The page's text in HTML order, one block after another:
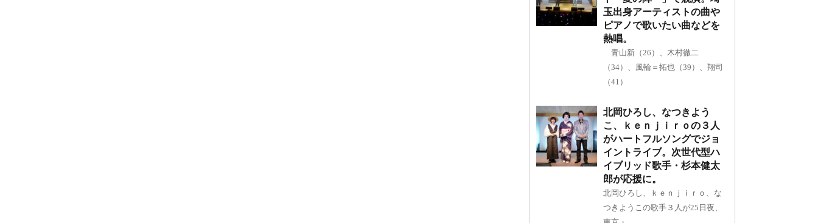
玉出身アーティストの曲や
ピアノで歌いたい曲などを
熱唱。
青山新（26）、木村徹二
（34）、風輪＝拓也（39）、翔司
（41）
北岡ひろし、なつきよう
こ、ｋｅｎｊｉｒｏの３人
がハートフルソングでジョ
イントライブ。次世代型ハ
イブリッド歌手・杉本健太
郎が応援に。
北岡ひろし、ｋｅｎｊｉｒｏ、な
つきようこの歌手３人が25日夜、